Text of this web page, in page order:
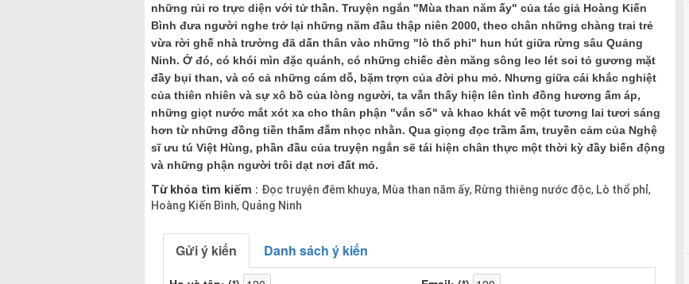
những rủi ro trực diện với tử thần. Truyện ngắn "Mùa than năm ấy" của tác giả Hoàng Kiến
Bình đưa người nghe trở lại những năm đầu thập niên 2000, theo chân những chàng trai trẻ
vừa rời ghế nhà trường đã dấn thân vào những "lò thổ phỉ" hun hút giữa rừng sâu Quảng
Ninh. Ở đó, có khói mìn đặc quánh, có những chiếc đèn măng sông leo lét soi tỏ gương mặt
đầy bụi than, và có cả những cám dỗ, bặm trợn của đời phu mỏ. Nhưng giữa cái khắc nghiệt
của thiên nhiên và sự xô bồ của lòng người, ta vẫn thấy hiện lên tình đồng hương ấm áp,
những giọt nước mắt xót xa cho thân phận "vắn số" và khao khát về một tương lai tươi sáng
hơn từ những đồng tiền thấm đẫm nhọc nhằn. Qua giọng đọc trầm ấm, truyền cảm của Nghệ
sĩ ưu tú Việt Hùng, phần đầu của truyện ngắn sẽ tái hiện chân thực một thời kỳ đầy biến động
và những phận người trôi dạt nơi đất mỏ.
Từ khóa tìm kiếm : Đọc truyện đêm khuya, Mùa than năm ấy, Rừng thiêng nước độc, Lò thổ phỉ,
Hoàng Kiến Bình, Quảng Ninh